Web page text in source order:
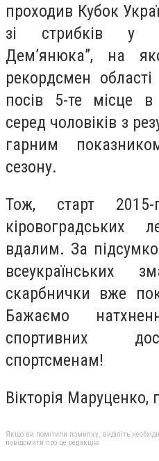
проходив Кубок
зі стрибків у
Дем’янюка”, на
рекордсмен
посів 5-те місце
серед чоловіків з
гарним
сезону.
Тож, старт
кіровоградських
вдалим. За
всеукраїнських
скарбнички вже
Бажаємо
спортивних
спортсменам!
Вікторія
Якщо ви помітили помилку, виділіть
повідомити про це редакцію